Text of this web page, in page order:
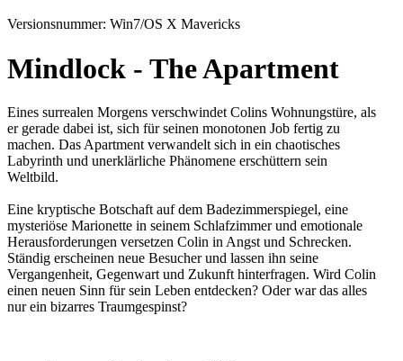
Versionsnummer: Win7/OS X Mavericks
Mindlock - The Apartment
Eines surrealen Morgens verschwindet Colins Wohnungstüre, als
er gerade dabei ist, sich für seinen monotonen Job fertig zu
machen. Das Apartment verwandelt sich in ein chaotisches
Labyrinth und unerklärliche Phänomene erschüttern sein
Weltbild.
Eine kryptische Botschaft auf dem Badezimmerspiegel, eine
mysteriöse Marionette in seinem Schlafzimmer und emotionale
Herausforderungen versetzen Colin in Angst und Schrecken.
Ständig erscheinen neue Besucher und lassen ihn seine
Vergangenheit, Gegenwart und Zukunft hinterfragen. Wird Colin
einen neuen Sinn für sein Leben entdecken? Oder war das alles
nur ein bizarres Traumgespinst?